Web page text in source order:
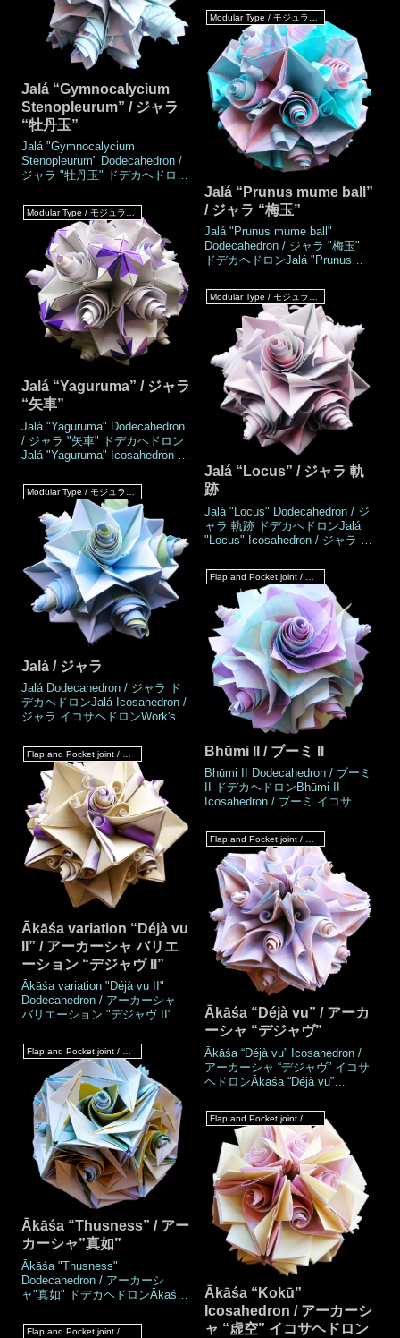
var. rotundulum" Icosahedron /
ジャラ「麗蛇丸」イコサヘドロ
ンWork's DataAuthorMio
TsugawaCreatedAug.2021Made
Aug.2021DrawingOct.2021Numb
er of parts60 piece
Jalá “Gymnocalycium
Stenopleurum” / ジャラ
“牡丹玉”
Jalá "Gymnocalycium
Stenopleurum" Dodecahedron /
ジャラ "牡丹玉" ドデカヘドロン
Stenopleurum" Icosahedron / ジ
ャラ "牡丹玉" イコサヘドロン
Work's DataAuthorMio
TsugawaCreatedAug.2021Made
Aug.2021DrawingOct.2021Numb
er of parts60 piecesPaper
size7.5 c
Jalá “Prunus mume ball”
/ ジャラ “梅玉”
Jalá "Prunus mume ball"
Dodecahedron / ジャラ "梅玉"
ドデカヘドロンJalá "Prunus
ラ "梅玉" イコサヘドロンWork's
DataAuthorMio
TsugawaCreatedJul.2021MadeJ
ul.2021DrawingSep.2021Number
of parts60 piecesPaper size7.5
cm (Square paper)Joinin
Jalá “Yaguruma” / ジャラ
“矢車”
Jalá "Yaguruma" Dodecahedron
/ ジャラ "矢車" ドデカヘドロン
Jalá "Yaguruma" Icosahedron /
Work's DataAuthorMio
TsugawaCreatedJul.2021MadeJ
ul.2021DrawingSep.2021Number
of parts60 piecesPaper size7.5
cm (Square paper)Joining
materialsNo us
Modular Type / モジュラータイプ
Jalá “Locus” / ジャラ 軌
跡
Jalá "Locus" Dodecahedron / ジ
ャラ 軌跡 ドデカヘドロンJalá
"Locus" Icosahedron / ジャラ 軌
DataAuthorMio
TsugawaCreatedJul.2021MadeJ
ul.2021DrawingSep.2021Number
of parts60 piecesPaper size7.5
cm (Square paper)Joining
materialsNo use (No glue
Jalá / ジャラ
Jalá Dodecahedron / ジャラ ド
デカヘドロンJalá Icosahedron /
ジャラ イコサヘドロンWork's
TsugawaCreatedJul.2021MadeJ
ul.2021DrawingSep.2021Number
of parts60 piecesPaper size15 ×
7.5 cm (Square paper)Joining
materialsNo use (No
glued)Joining metho
Bhūmi II / ブーミ II
Bhūmi II Dodecahedron / ブーミ
II ドデカヘドロンBhūmi II
Icosahedron / ブーミ イコサヘ
TsugawaCreatedJul.2021MadeJ
ul.2021DrawingAug.2021Number
of parts60 piecesPaper size7.5
cm (Square paper)Joining
materialsNo use (No
glued)Joining m
Ākāśa variation “Déjà vu
II” / アーカーシャ バリエ
ーション “デジャヴ II”
Ākāśa variation "Déjà vu II"
Dodecahedron / アーカーシャ
バリエーション "デジャヴ II" ド
"Déjà vu II" Icosahedron / アー
カーシャ バリエーション "デジ
ャヴ II" イコサヘドロンWork's
DataAuthorMio
TsugawaCreatedSep.2021Made
Sep.2021DrawingOct.2021Numb
er of parts60 p
Ākāśa “Déjà vu” / アーカ
ーシャ “デジャヴ”
Ākāśa “Déjà vu” Icosahedron /
アーカーシャ “デジャヴ” イコサ
ヘドロンĀkāśa “Déjà vu”
“デジャヴ” ドデカヘドロン
Work's DataAuthorMio
TsugawaCreatedSep.2021Made
Sep.2021DrawingOct.2021Numb
er of parts60 piecesPaper
size7.5 cm (Square
paper)Joining mate
Flap and Pocket joint / フラップ & ポケットジョイント
Ākāśa “Thusness” / アー
カーシャ”真如”
Ākāśa "Thusness"
Dodecahedron / アーカーシ
ャ"真如" ドデカヘドロンĀkāśa
カーシャ"真如" イコサヘドロン
Ākāśa “Kokū”
Icosahedron / アーカーシ
ャ “虚空” イコサヘドロン